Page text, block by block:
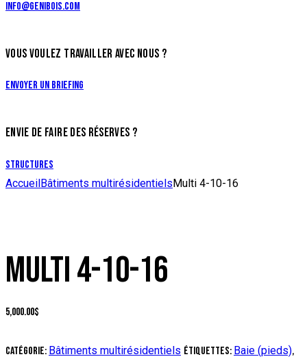
info@genibois.com
VOUS VOULEZ TRAVAILLER AVEC NOUS ?
Envoyer un briefing
ENVIE DE FAIRE DES RÉSERVES ?
Structures
AccueilBâtiments multirésidentielsMulti 4-10-16
MULTI 4-10-16
5,000.00$
Catégorie: Bâtiments multirésidentiels Étiquettes: Baie (pieds),